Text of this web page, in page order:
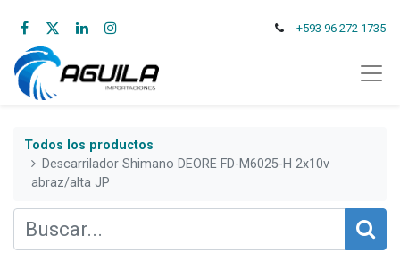
+593 96 272 1735
Todos los productos
Descarrilador Shimano DEORE FD-M6025-H 2x10v
abraz/alta JP